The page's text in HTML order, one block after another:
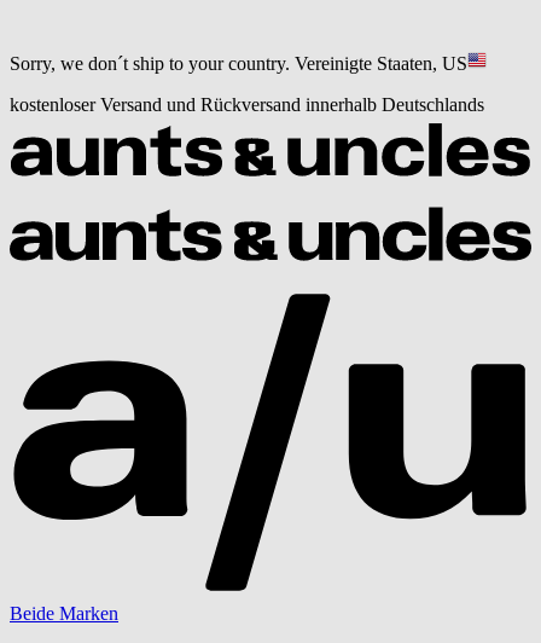
Sorry, we don´t ship to your country. Vereinigte Staaten, US
kostenloser Versand und Rückversand innerhalb Deutschlands
Beide Marken